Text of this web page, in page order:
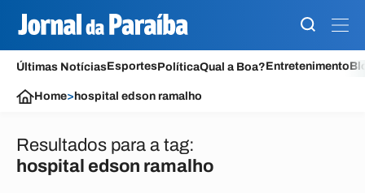
Últimas NotíciasEsportesPolíticaQual a Boa?Entretenimento
Home> hospital edson ramalho
Resultados para a tag:
hospital edson ramalho